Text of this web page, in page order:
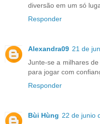
diversão em um só
Responder
Alexandra09 21 de
Junte-se a milhares
para jogar com
Responder
Bùi Hùng 22 de junio